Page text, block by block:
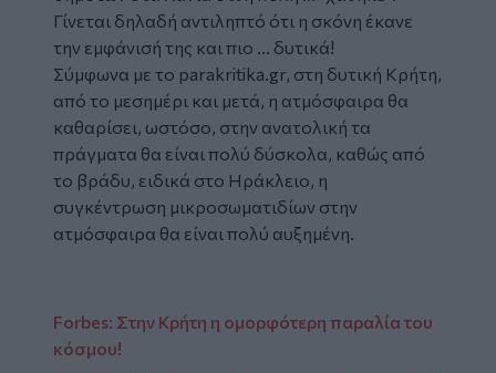
Γίνεται δηλαδή αντιληπτό ότι η σκόνη έκανε
την εμφάνισή της και πιο ... δυτικά!
Σύμφωνα με το parakritika.gr, στη δυτική Κρήτη,
από το μεσημέρι και μετά, η ατμόσφαιρα θα
καθαρίσει, ωστόσο, στην ανατολική τα
πράγματα θα είναι πολύ δύσκολα, καθώς από
το βράδυ, ειδικά στο Ηράκλειο, η
συγκέντρωση μικροσωματιδίων στην
ατμόσφαιρα θα είναι πολύ αυξημένη.
Forbes: Στην Κρήτη η ομορφότερη παραλία του
κόσμου!